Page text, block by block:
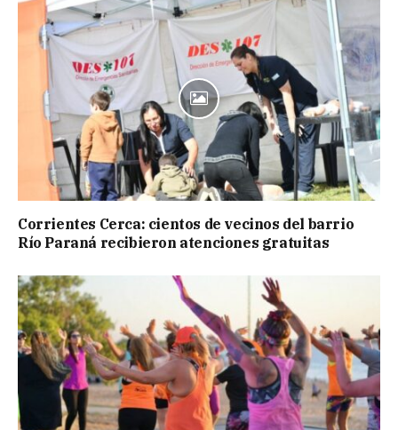
Corrientes Cerca: cientos de vecinos del barrio
Río Paraná recibieron atenciones gratuitas